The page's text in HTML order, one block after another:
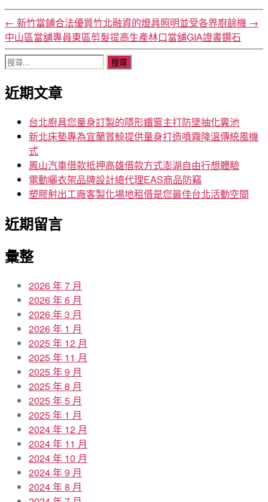
← 新竹當鋪合法優質竹北融資的燈具照明並受各界廚餘機 →
中山區當舖專員東區剪髮提高生產林口當舖GIA證書鑽石
搜
關
鍵
近期文章
台北廚具您量身訂製的隱形鐵窗主打防墜抽化糞池
新北床墊專為宜蘭賞鯨提供量身打造噴霧降溫傳統風機
式
鳳山汽車借款抵押高雄借款方式澎湖自由行想體驗
電動曬衣架品牌設計總代理EAS商品防竊
塑膠射出工廠客製化場地租借是您最佳台北活動空間
近期留言
彙整
2026 年 7 月
2026 年 6 月
2026 年 3 月
2026 年 1 月
2025 年 12 月
2025 年 11 月
2025 年 9 月
2025 年 8 月
2025 年 5 月
2025 年 1 月
2024 年 12 月
2024 年 11 月
2024 年 10 月
2024 年 9 月
2024 年 8 月